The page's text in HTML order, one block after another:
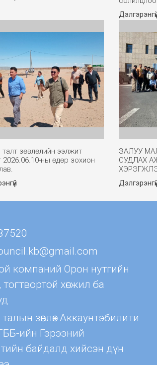
талт зөвлөлийн ээлжит
2026.06.10-ны өдөр зохион
ЗАЛУУ
СУДЛАХ
компаний Орон нутгийн
хөгжил ба
зөвлөх Aккаунтэбилити
ийн Гэрээний
байдалд хийсэн дүн